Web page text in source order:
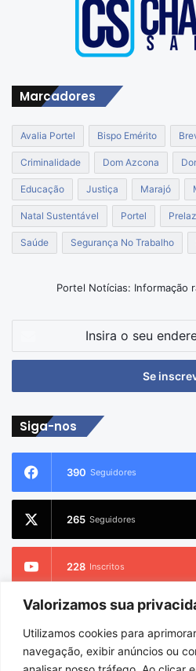
Valorizamos sua
Utilizamos cookies para
navegação, exibir anúncios ou
Marcadores
Avalia Portel Bispo Emérito
Criminalidade Dom Azcona
Educação Justiça Marajó
Natal Sustentável Portel
Saúde Segurança No Trabalho
Portel Notícias: Informação
seu
de
Siga-nos
390 Seguidores
265 Seguidores
228 Inscritos
2.733 Seguidores